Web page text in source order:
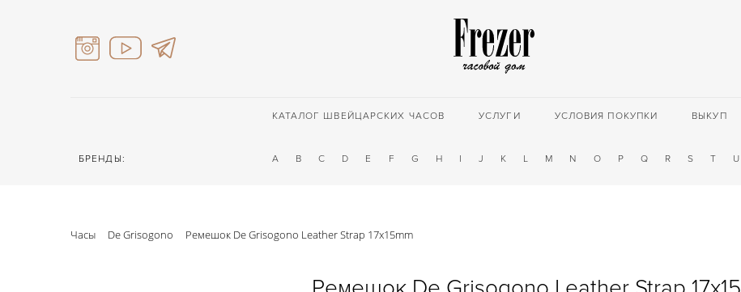
КАТАЛОГ ШВЕЙЦАРСКИХ ЧАСОВ УСЛУГИ УСЛОВИЯ ПОКУПКИ ВЫКУП
БРЕНДЫ: A B C D E F G H I J K L M N O P Q R S T U
Часы De Grisogono Ремешок De Grisogono Leather Strap 17x15mm